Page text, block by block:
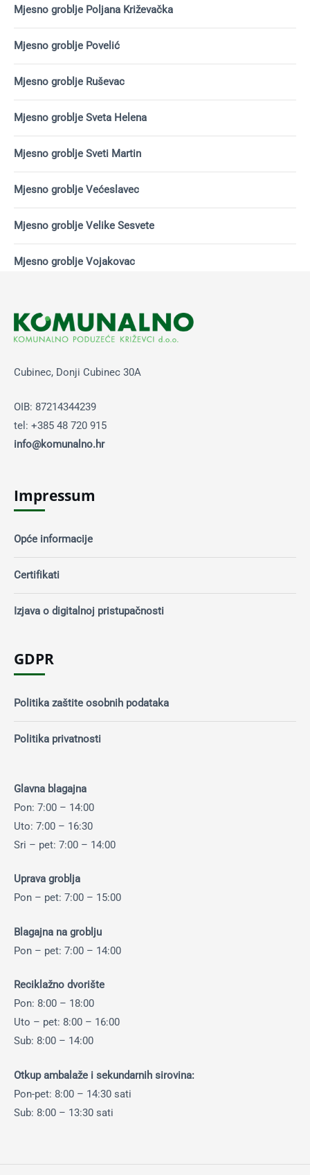
Mjesno groblje Poljana Križevačka
Mjesno groblje Povelić
Mjesno groblje Ruševac
Mjesno groblje Sveta Helena
Mjesno groblje Sveti Martin
Mjesno groblje Većeslavec
Mjesno groblje Velike Sesvete
Mjesno groblje Vojakovac
Cubinec, Donji Cubinec 30A
OIB: 87214344239
tel: +385 48 720 915
info@komunalno.hr
Impressum
Opće informacije
Certifikati
Izjava o digitalnoj pristupačnosti
GDPR
Politika zaštite osobnih podataka
Politika privatnosti
Glavna blagajna
Pon: 7:00 – 14:00
Uto: 7:00 – 16:30
Sri – pet: 7:00 – 14:00
Uprava groblja
Pon – pet: 7:00 – 15:00
Blagajna na groblju
Pon – pet: 7:00 – 14:00
Reciklažno dvorište
Pon: 8:00 – 18:00
Uto – pet: 8:00 – 16:00
Sub: 8:00 – 14:00
Otkup ambalaže i sekundarnih sirovina:
Pon-pet: 8:00 – 14:30 sati
Sub: 8:00 – 13:30 sati